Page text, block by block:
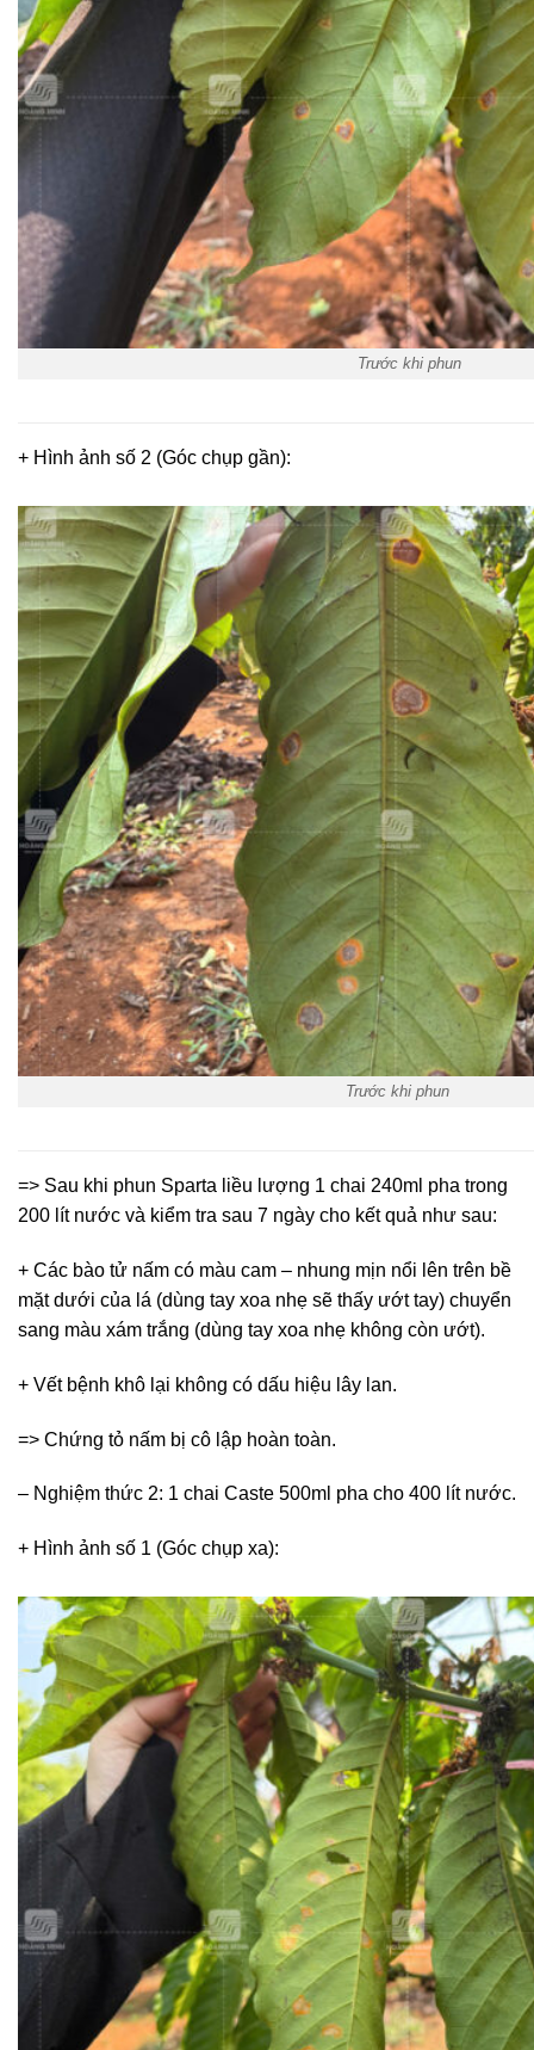
Trước khi phun
+ Hình ảnh số 2 (Góc chụp gần):
Trước khi phun
=> Sau khi phun Sparta liều lượng 1 chai 240ml pha trong
200 lít nước và kiểm tra sau 7 ngày cho kết quả như sau:
+ Các bào tử nấm có màu cam – nhung mịn nổi lên trên bề
mặt dưới của lá (dùng tay xoa nhẹ sẽ thấy ướt tay) chuyển
sang màu xám trắng (dùng tay xoa nhẹ không còn ướt).
+ Vết bệnh khô lại không có dấu hiệu lây lan.
=> Chứng tỏ nấm bị cô lập hoàn toàn.
– Nghiệm thức 2: 1 chai Caste 500ml pha cho 400 lít nước.
+ Hình ảnh số 1 (Góc chụp xa):